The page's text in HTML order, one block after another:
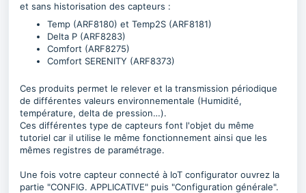
et sans historisation des capteurs :
Temp (ARF8180) et Temp2S (ARF8181)
Delta P (ARF8283)
Comfort (ARF8275)
Comfort SERENITY (ARF8373)
Ces produits permet le relever et la transmission périodique
de différentes valeurs environnementale (Humidité,
température, delta de pression…).
Ces différentes type de capteurs font l'objet du même
tutoriel car il utilise le même fonctionnement ainsi que les
mêmes registres de paramétrage.
Une fois votre capteur connecté à IoT configurator ouvrez la
partie "CONFIG. APPLICATIVE" puis "Configuration générale".